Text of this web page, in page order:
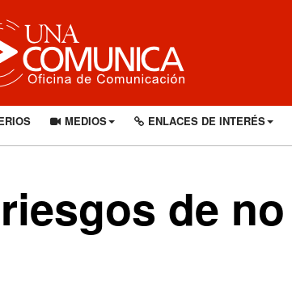
MEDIOS ENLACES DE INTERÉS
de